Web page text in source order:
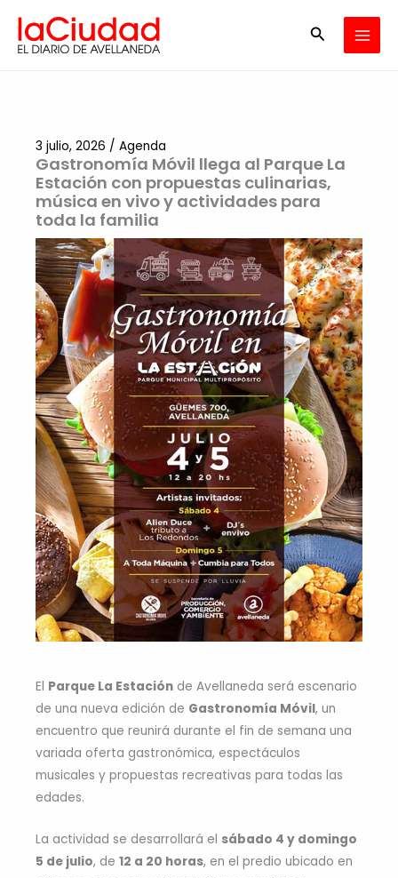
contenido
Buscar
Gastronomía Móvil llega al Parque La
Estación con propuestas culinarias,
música en vivo y actividades para
toda la familia
3 julio, 2026 / Agenda
El Parque La Estación de Avellaneda será escenario
de una nueva edición de Gastronomía Móvil, un
encuentro que reunirá durante el fin de semana una
variada oferta gastronómica, espectáculos
musicales y propuestas recreativas para todas las
edades.
La actividad se desarrollará el sábado 4 y domingo
5 de julio, de 12 a 20 horas, en el predio ubicado en